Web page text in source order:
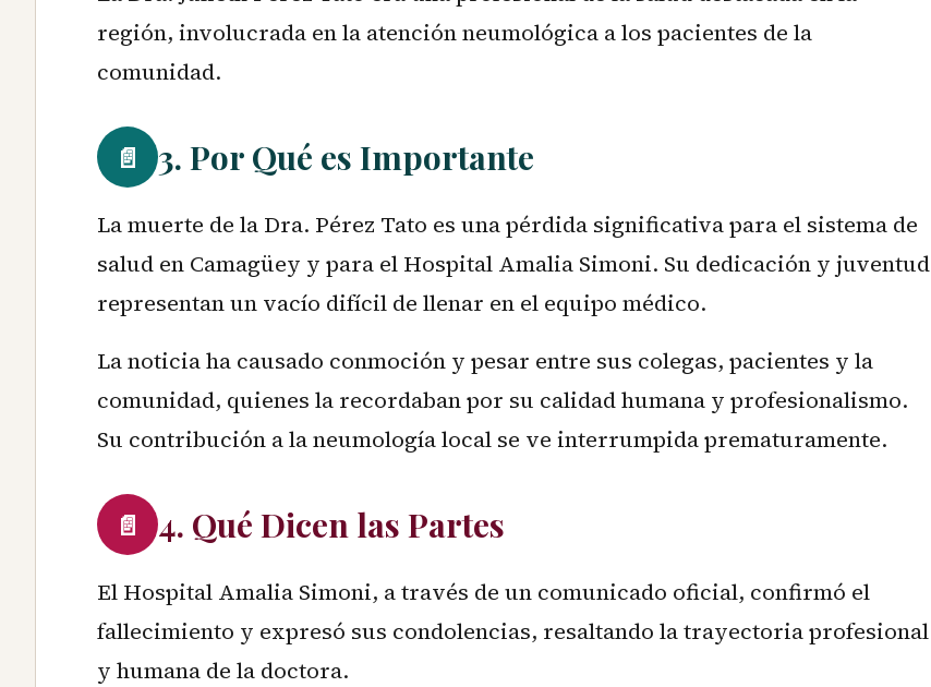
región, involucrada en la atención neumológica a los pacientes de la
comunidad.
📄 3. Por Qué es Importante
La muerte de la Dra. Pérez Tato es una pérdida significativa para el sistema de
salud en Camagüey y para el Hospital Amalia Simoni. Su dedicación y juventud
representan un vacío difícil de llenar en el equipo médico.
La noticia ha causado conmoción y pesar entre sus colegas, pacientes y la
comunidad, quienes la recordaban por su calidad humana y profesionalismo.
Su contribución a la neumología local se ve interrumpida prematuramente.
📄 4. Qué Dicen las Partes
El Hospital Amalia Simoni, a través de un comunicado oficial, confirmó el
fallecimiento y expresó sus condolencias, resaltando la trayectoria profesional
y humana de la doctora.